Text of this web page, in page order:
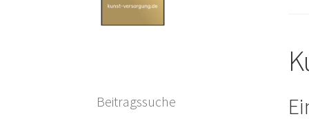
Beitragssuche